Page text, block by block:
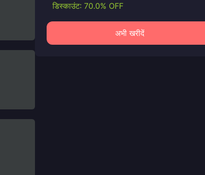
डिस्काउंट: 70.0% OFF
अभी खरीदें